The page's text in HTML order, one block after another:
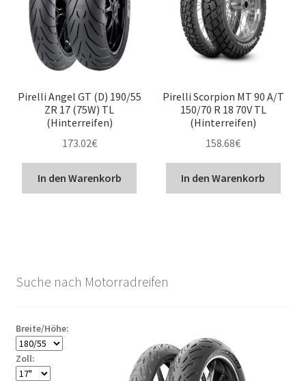
Pirelli Angel GT (D) 190/55
ZR 17 (75W) TL
(Hinterreifen)
173.02€
In den Warenkorb
Pirelli Scorpion MT 90 A/T
150/70 R 18 70V TL
(Hinterreifen)
158.68€
In den Warenkorb
Suche nach Motorradreifen
Breite/Höhe:
Zoll: